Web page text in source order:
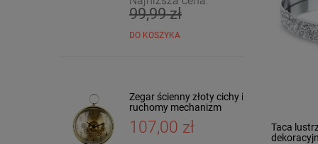
99,99 zł
DO KOSZYKA
Zegar ścienny złoty cichy i
ruchomy mechanizm
43x35cm HTBE9569
107,00 zł
Taca